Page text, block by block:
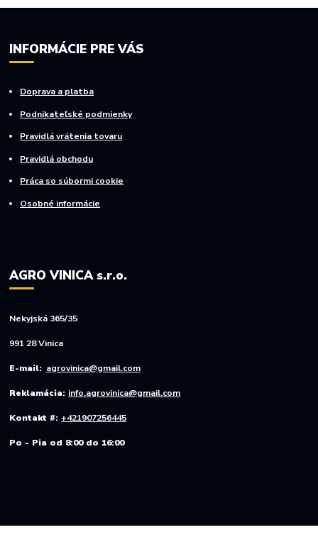
INFORMÁCIE PRE VÁS
Doprava a platba
Podnikateľské podmienky
Pravidlá vrátenia tovaru
Pravidlá obchodu
Práca so súbormi cookie
Osobné informácie
AGRO VINICA s.r.o.
Nekyjská 365/35
991 28 Vinica
E-mail: agrovinica@gmail.com
Reklamácia: info.agrovinica@gmail.com
Kontakt #: +421907256445
Po - Pia od 8:00 do 16:00